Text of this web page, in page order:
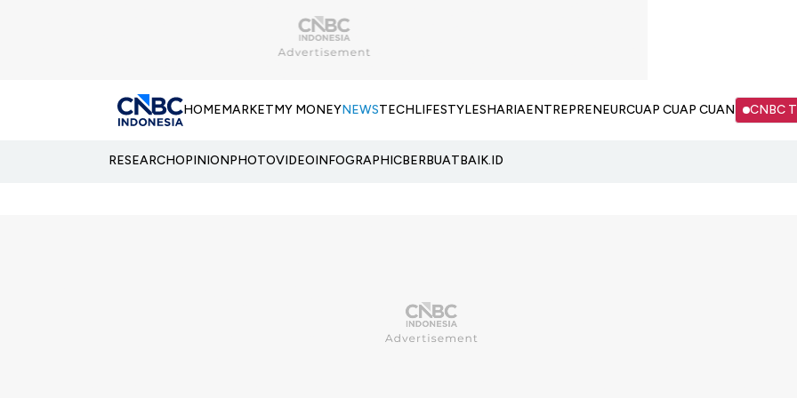
HOMEMARKETMY MONEYNEWSTECHLIFESTYLESHARIAENTREPRENEURCUAP CUAP CUAN CNBC
RESEARCHOPINIONPHOTOVIDEOINFOGRAPHICBERBUATBAIK.ID